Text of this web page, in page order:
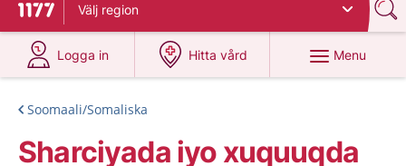
To start page for 1177
Välj region
Logga in
at 1177.se
Hitta vård
at 1177.se
Menu
Soomaali/Somaliska
Sharciyada iyo xuquuqda